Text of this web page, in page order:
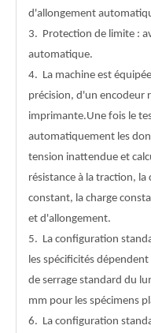
d'allongement
3. Protection de limite :
automatique.
4. La machine est
précision, d'un encodeur
imprimante.Une fois le
automatiquement les
tension inattendue et
résistance à la traction,
constant, la charge
et d'allongement.
5. La configuration
les spécificités
de serrage standard du
mm pour les spécimens
6. La configuration